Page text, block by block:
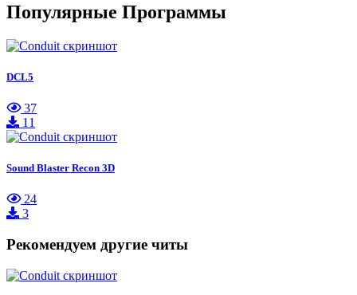
Популярные Программы
DCL5
37
11
Sound Blaster Recon 3D
24
3
Рекомендуем другие читы